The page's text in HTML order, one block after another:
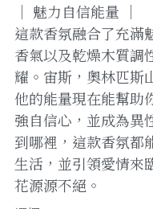
｜ 魅力自信能量 ｜
這款香氛融合了充滿
香氣以及乾燥木質調
耀。宙斯，奧林匹斯
他的能量現在能幫助
強自信心，並成為異
到哪裡，這款香氛都
生活，並引領愛情來
花源源不絕。